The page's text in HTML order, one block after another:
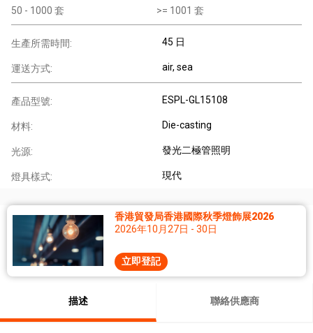
50 - 1000 套 >= 1001 套
生產所需時間: 45 日
運送方式: air, sea
產品型號: ESPL-GL15108
材料: Die-casting
光源: 發光二極管照明
燈具樣式: 現代
香港貿發局香港國際秋季燈飾展2026
2026年10月27日 - 30日
立即登記
描述 聯絡供應商